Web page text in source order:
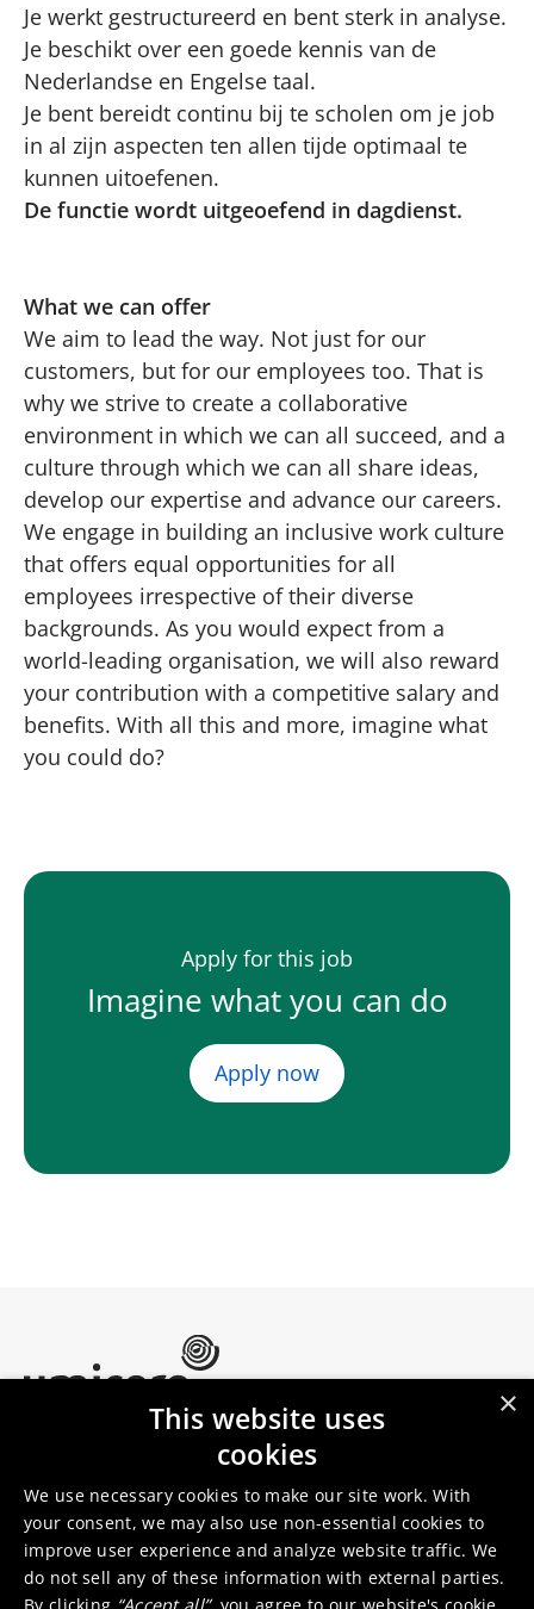
Je werkt gestructureerd en bent sterk in analyse.
Je beschikt over een goede kennis van de
Nederlandse en Engelse taal.
Je bent bereidt continu bij te scholen om je job
in al zijn aspecten ten allen tijde optimaal te
kunnen uitoefenen.
De functie wordt uitgeoefend in dagdienst.
What we can offer
We aim to lead the way. Not just for our
customers, but for our employees too. That is
why we strive to create a collaborative
environment in which we can all succeed, and a
culture through which we can all share ideas,
develop our expertise and advance our careers.
We engage in building an inclusive work culture
that offers equal opportunities for all
employees irrespective of their diverse
backgrounds. As you would expect from a
world-leading organisation, we will also reward
your contribution with a competitive salary and
benefits. With all this and more, imagine what
you could do?
Apply for this job
Imagine what you can do
Apply now
Umicore Homepage
About Umicore
Join us
Sustainability
Investor relations
Innovation
Locations
×
This website uses
cookies
We use necessary cookies to make our site work. With
your consent, we may also use non-essential cookies to
improve user experience and analyze website traffic. We
do not sell any of these information with external parties.